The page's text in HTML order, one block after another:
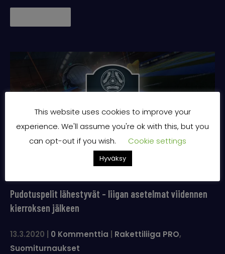
Pudotuspelit lähestyvät – liigan asetelmat viidennen
kierroksen jälkeen
13.3.2020 0 Kommenttia Rakettiliiga PRO,
Suomiturnaukset
This website uses cookies to improve your
experience. We'll assume you're ok with this, but you
can opt-out if you wish.
Cookie settings
Hyväksy